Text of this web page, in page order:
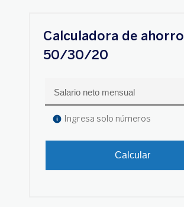
Calculadora de ahorro
50/30/20
Salario neto mensual
Ingresa solo números
Calcular